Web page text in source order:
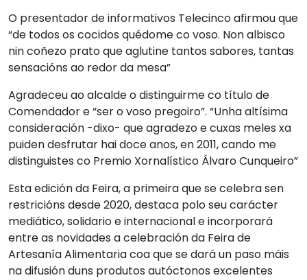
O presentador de informativos Telecinco afirmou que
“de todos os cocidos quédome co voso. Non albisco
nin coñezo prato que aglutine tantos sabores, tantas
sensacións ao redor da mesa”
Agradeceu ao alcalde o distinguirme co título de
Comendador e “ser o voso pregoiro”. “Unha altísima
consideración -dixo- que agradezo e cuxas meles xa
puiden desfrutar hai doce anos, en 2011, cando me
distinguistes co Premio Xornalístico Álvaro Cunqueiro”
Esta edición da Feira, a primeira que se celebra sen
restricións desde 2020, destaca polo seu carácter
mediático, solidario e internacional e incorporará
entre as novidades a celebración da Feira de
Artesanía Alimentaria coa que se dará un paso máis
na difusión duns produtos autóctonos excelentes